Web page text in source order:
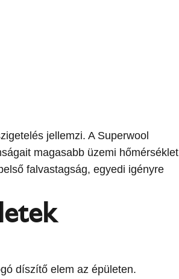
jellemzi. A Superwool
magasabb üzemi hőmérséklet
falvastagság, egyedi igényre
díszítő elem az épületen.